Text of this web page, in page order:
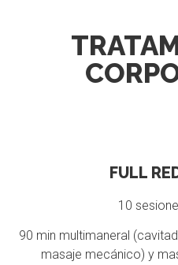
FULL
10
90 min multimaneral
masaje mecánico) y